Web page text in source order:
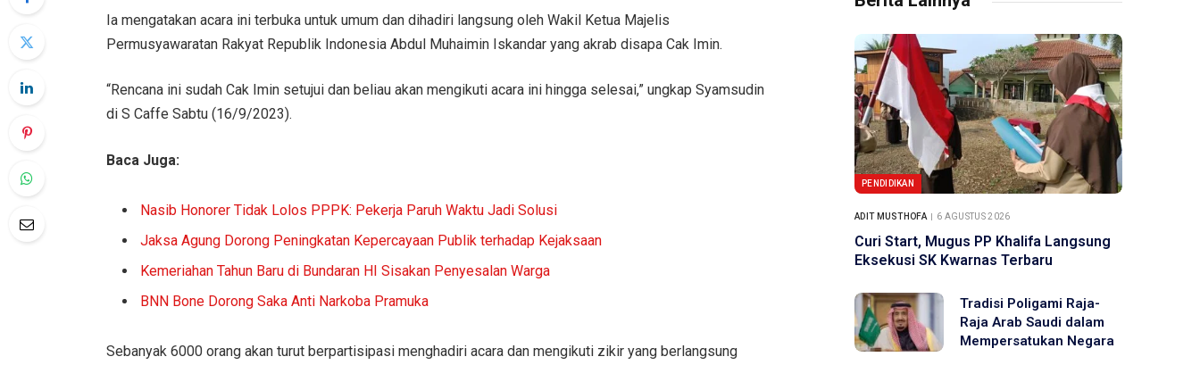
Ia mengatakan acara ini terbuka untuk umum dan dihadiri langsung oleh Wakil Ketua Majelis
Permusyawaratan Rakyat Republik Indonesia Abdul Muhaimin Iskandar yang akrab disapa Cak Imin.
“Rencana ini sudah Cak Imin setujui dan beliau akan mengikuti acara ini hingga selesai,” ungkap Syamsudin
di S Caffe Sabtu (16/9/2023).
Baca Juga:
Nasib Honorer Tidak Lolos PPPK: Pekerja Paruh Waktu Jadi Solusi
Jaksa Agung Dorong Peningkatan Kepercayaan Publik terhadap Kejaksaan
Kemeriahan Tahun Baru di Bundaran HI Sisakan Penyesalan Warga
BNN Bone Dorong Saka Anti Narkoba Pramuka
Sebanyak 6000 orang akan turut berpartisipasi menghadiri acara dan mengikuti zikir yang berlangsung
PENDIDIKAN
ADIT MUSTHOFA 6 AGUSTUS 2026
Curi Start, Mugus PP Khalifa Langsung
Eksekusi SK Kwarnas Terbaru
Tradisi Poligami Raja-
Raja Arab Saudi dalam
Mempersatukan Negara